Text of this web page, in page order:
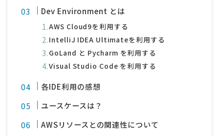
Dev Environment とは
AWS Cloud9を利用する
IntelliJ IDEA Ultimateを利用する
GoLand と Pycharm を利用する
Visual Studio Code を利用する
各IDE利用の感想
ユースケースは？
AWSリソースとの関連性について